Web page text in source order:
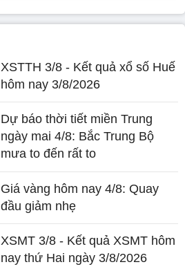
XSTTH 3/8 - Kết quả xổ số Huế
hôm nay 3/8/2026
Dự báo thời tiết miền Trung
ngày mai 4/8: Bắc Trung Bộ
mưa to đến rất to
Giá vàng hôm nay 4/8: Quay
đầu giảm nhẹ
XSMT 3/8 - Kết quả XSMT hôm
nay thứ Hai ngày 3/8/2026